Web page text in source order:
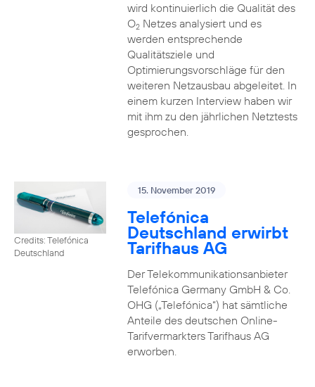
wird kontinuierlich die Qualität des
O2Netzes analysiert und es
werden entsprechende
Qualitätsziele und
Optimierungsvorschläge für den
weiteren Netzausbau abgeleitet. In
einem kurzen Interview haben wir
mit ihm zu den jährlichen Netztests
gesprochen.
Credits: Telefónica
Deutschland
15. November 2019
Telefónica
Deutschland erwirbt
Tarifhaus AG
Der Telekommunikationsanbieter
Telefónica Germany GmbH & Co.
OHG („Telefónica“) hat sämtliche
Anteile des deutschen Online-
Tarifvermarkters Tarifhaus AG
erworben.